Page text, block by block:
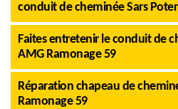
conduit de cheminée Sars
Faites entretenir le conduit de
AMG Ramonage 59
Réparation chapeau de
Ramonage 59